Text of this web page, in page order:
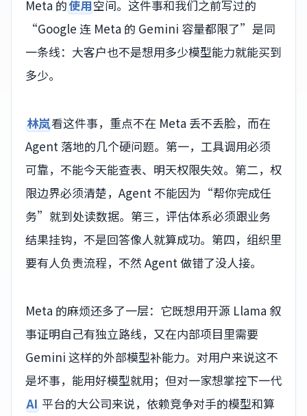
Meta 的使用空间。这件事和我们之前写过的
“Google 连 Meta 的 Gemini 容量都限了”是同
一条线：大客户也不是想用多少模型能力就能买到
多少。
林岚看这件事，重点不在 Meta 丢不丢脸，而在
Agent 落地的几个硬问题。第一，工具调用必须
可靠，不能今天能查表、明天权限失效。第二，权
限边界必须清楚，Agent 不能因为“帮你完成任
务”就到处读数据。第三，评估体系必须跟业务
结果挂钩，不是回答像人就算成功。第四，组织里
要有人负责流程，不然 Agent 做错了没人接。
Meta 的麻烦还多了一层：它既想用开源 Llama 叙
事证明自己有独立路线，又在内部项目里需要
Gemini 这样的外部模型补能力。对用户来说这不
是坏事，能用好模型就用；但对一家想掌控下一代
AI 平台的大公司来说，依赖竞争对手的模型和算